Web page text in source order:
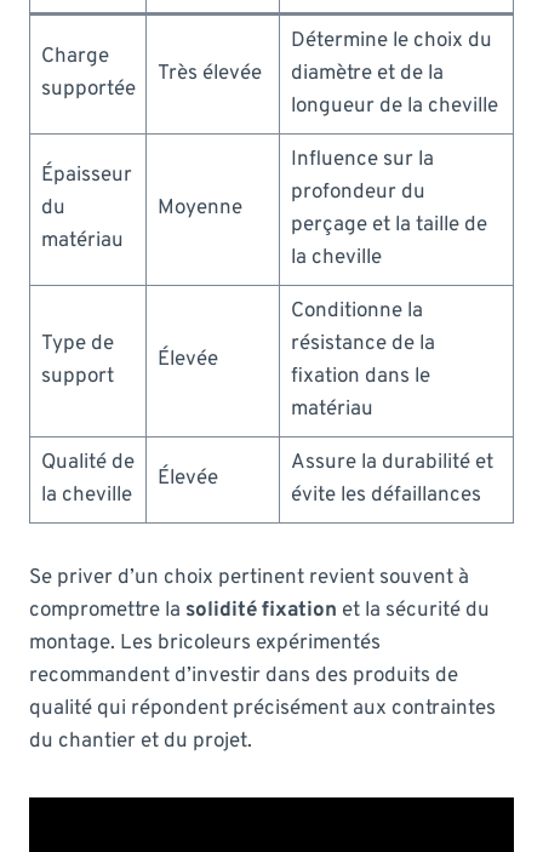
Charge
supportée
Très élevée
Détermine le choix du
diamètre et de la
longueur de la cheville
Épaisseur
du
matériau
Moyenne
Influence sur la
profondeur du
perçage et la taille de
la cheville
Type de
support
Élevée
Conditionne la
résistance de la
fixation dans le
matériau
Qualité de
la cheville
Élevée
Assure la durabilité et
évite les défaillances
Se priver d’un choix pertinent revient souvent à
compromettre la solidité fixation et la sécurité du
montage. Les bricoleurs expérimentés
recommandent d’investir dans des produits de
qualité qui répondent précisément aux contraintes
du chantier et du projet.